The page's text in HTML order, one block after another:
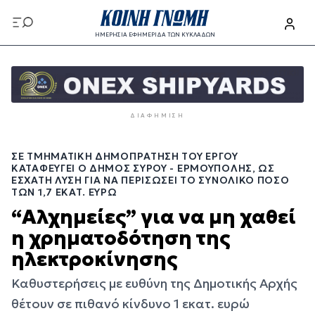
προς
το
περιεχόμενο
ΗΜΕΡΗΣΙΑ ΕΦΗΜΕΡΙΔΑ ΤΩΝ ΚΥΚΛΑΔΩΝ
προς
κυρίως
ΔΙΑΦΉΜΙΣΗ
ΣΕ ΤΜΗΜΑΤΙΚΉ ΔΗΜΟΠΡΆΤΗΣΗ ΤΟΥ ΈΡΓΟΥ
ΚΑΤΑΦΕΎΓΕΙ Ο ΔΉΜΟΣ ΣΎΡΟΥ - ΕΡΜΟΎΠΟΛΗΣ, ΩΣ
ΈΣΧΑΤΗ ΛΎΣΗ ΓΙΑ ΝΑ ΠΕΡΙΣΏΣΕΙ ΤΟ ΣΥΝΟΛΙΚΌ ΠΟΣΌ
ΤΩΝ 1,7 ΕΚΑΤ. ΕΥΡΏ
“Αλχημείες” για να μη χαθεί
η χρηματοδότηση της
ηλεκτροκίνησης
Καθυστερήσεις με ευθύνη της Δημοτικής Αρχής
θέτουν σε πιθανό κίνδυνο 1 εκατ. ευρώ